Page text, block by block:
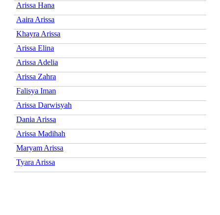
Arissa Hana
Aaira Arissa
Khayra Arissa
Arissa Elina
Arissa Adelia
Arissa Zahra
Falisya Iman
Arissa Darwisyah
Dania Arissa
Arissa Madihah
Maryam Arissa
Tyara Arissa